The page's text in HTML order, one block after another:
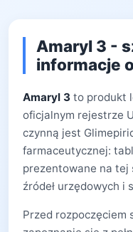
Amaryl 3 -
informacje
Amaryl 3 to produkt
oficjalnym rejestrze
czynną jest
farmaceutycznej:
prezentowane na tej
źródeł urzędowych i
Przed rozpoczęciem